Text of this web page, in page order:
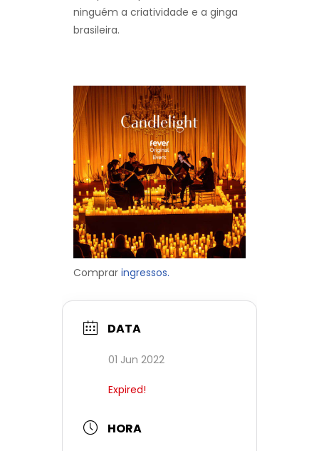
ninguém a criatividade e a ginga
brasileira.
Comprar ingressos.
DATA
01 Jun 2022
Expired!
HORA